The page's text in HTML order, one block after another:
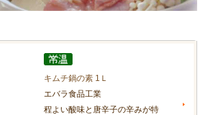
キムチ鍋の素 1Ｌ
エバラ食品工業
程よい酸味と唐辛子の辛みが特